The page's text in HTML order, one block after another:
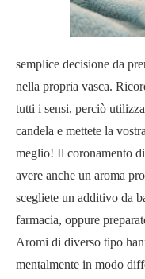
semplice decisione da
nella propria vasca.
tutti i sensi, perciò
candela e mettete la
meglio! Il coronamento di
avere anche un aroma
scegliete un additivo da
farmacia, oppure
Aromi di diverso tipo
mentalmente in modo